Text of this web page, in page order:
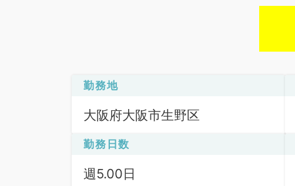
勤務地
大阪府大阪市生野区
勤務日数
週5.00日